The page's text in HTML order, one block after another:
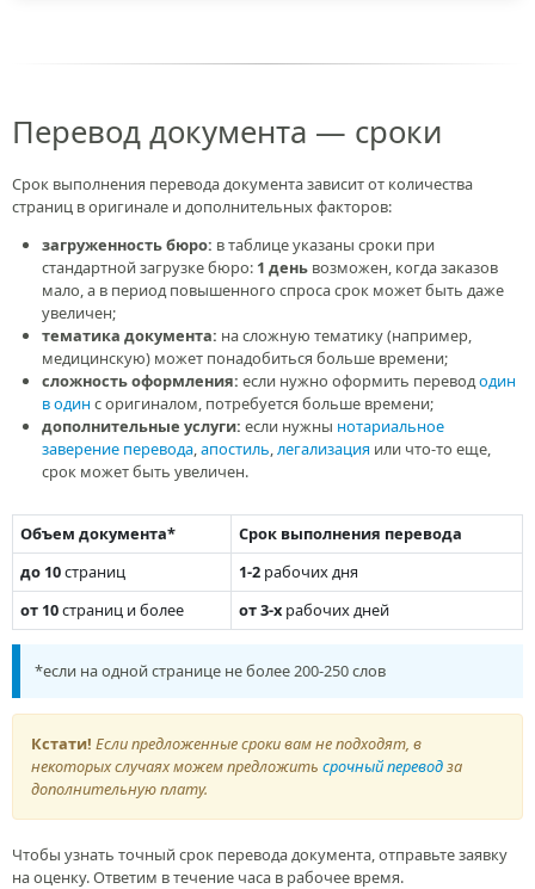
Перевод документа — сроки
Срок выполнения перевода документа зависит от количества
страниц в оригинале и дополнительных факторов:
загруженность бюро: в таблице указаны сроки при
стандартной загрузке бюро: 1 день возможен, когда заказов
мало, а в период повышенного спроса срок может быть даже
увеличен;
тематика документа: на сложную тематику (например,
медицинскую) может понадобиться больше времени;
сложность оформления: если нужно оформить перевододин
в один с оригиналом, потребуется больше времени;
дополнительные услуги: если нужны нотариальное
заверение перевода,апостиль,легализация или что-то еще,
срок может быть увеличен.
Объем документа*
Срок выполнения перевода
до 10страниц 1-2рабочих дня
от 10страниц и более от 3-храбочих дней
*если на одной странице не более 200-250 слов
Кстати! Если предложенные сроки вам не подходят, в
некоторых случаях можем предложить срочный переводза
дополнительную плату.
Чтобы узнать точный срок перевода документа, отправьте заявку
на оценку. Ответим в течение часа в рабочее время.